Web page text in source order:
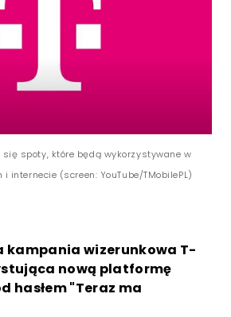
spoty, które będą wykorzystywane w
internecie (screen: YouTube/TMobilePL)
kampania wizerunkowa T-
nową platformę
hasłem "Teraz ma